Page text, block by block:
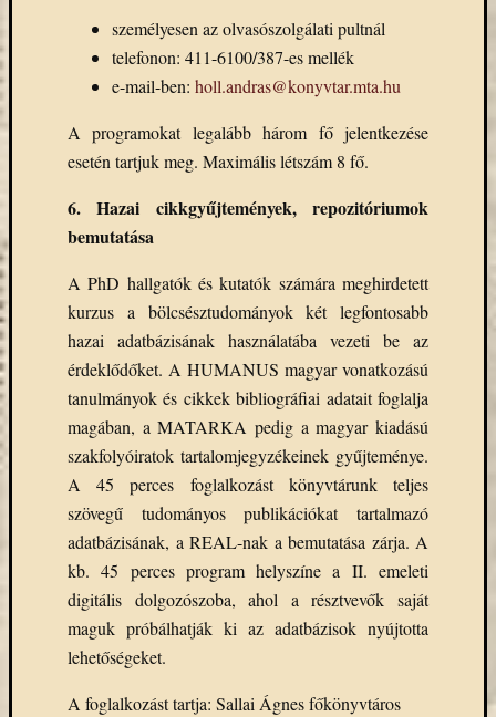
személyesen az olvasószolgálati pultnál
telefonon: 411-6100/387-es mellék
e-mail-ben: holl.andras@konyvtar.mta.hu
A programokat legalább három fő jelentkezése
esetén tartjuk meg. Maximális létszám 8 fő.
6. Hazai cikkgyűjtemények, repozitóriumok
bemutatása
A PhD hallgatók és kutatók számára meghirdetett
kurzus a bölcsésztudományok két legfontosabb
hazai adatbázisának használatába vezeti be az
érdeklődőket. A HUMANUS magyar vonatkozású
tanulmányok és cikkek bibliográfiai adatait foglalja
magában, a MATARKA pedig a magyar kiadású
szakfolyóiratok tartalomjegyzékeinek gyűjteménye.
A 45 perces foglalkozást könyvtárunk teljes
szövegű tudományos publikációkat tartalmazó
adatbázisának, a REAL-nak a bemutatása zárja. A
kb. 45 perces program helyszíne a II. emeleti
digitális dolgozószoba, ahol a résztvevők saját
maguk próbálhatják ki az adatbázisok nyújtotta
lehetőségeket.
A foglalkozást tartja: Sallai Ágnes főkönyvtáros